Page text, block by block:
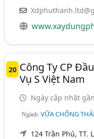
20 Công Ty CP
Vụ S Việt Nam
Ngày cập nhật
Ngành:VỮA CHỐNG
124 Trần Phú, TT.